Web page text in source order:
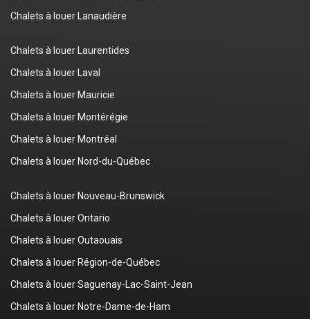
Chalets à louer Lanaudière
Chalets à louer Laurentides
Chalets à louer Laval
Chalets à louer Mauricie
Chalets à louer Montérégie
Chalets à louer Montréal
Chalets à louer Nord-du-Québec
Chalets à louer Nouveau-Brunswick
Chalets à louer Ontario
Chalets à louer Outaouais
Chalets à louer Région-de-Québec
Chalets à louer Saguenay-Lac-Saint-Jean
Chalets à louer Notre-Dame-de-Ham